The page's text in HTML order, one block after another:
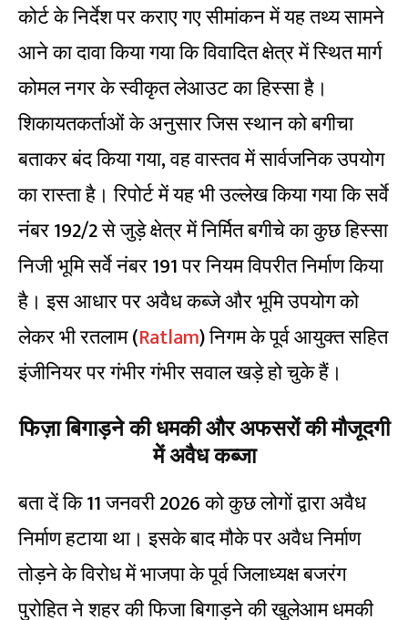
कोर्ट के निर्देश पर कराए गए सीमांकन में यह तथ्य सामने
आने का दावा किया गया कि विवादित क्षेत्र में स्थित मार्ग
कोमल नगर के स्वीकृत लेआउट का हिस्सा है।
शिकायतकर्ताओं के अनुसार जिस स्थान को बगीचा
बताकर बंद किया गया, वह वास्तव में सार्वजनिक उपयोग
का रास्ता है। रिपोर्ट में यह भी उल्लेख किया गया कि सर्वे
नंबर 192/2 से जुड़े क्षेत्र में निर्मित बगीचे का कुछ हिस्सा
निजी भूमि सर्वे नंबर 191 पर नियम विपरीत निर्माण किया
है। इस आधार पर अवैध कब्जे और भूमि उपयोग को
लेकर भी रतलाम (Ratlam) निगम के पूर्व आयुक्त सहित
इंजीनियर पर गंभीर गंभीर सवाल खड़े हो चुके हैं।
फिज़ा बिगाड़ने की धमकी और अफसरों की मौजूदगी
में अवैध कब्जा
बता दें कि 11 जनवरी 2026 को कुछ लोगों द्वारा अवैध
निर्माण हटाया था। इसके बाद मौके पर अवैध निर्माण
तोड़ने के विरोध में भाजपा के पूर्व जिलाध्यक्ष बजरंग
पुरोहित ने शहर की फिजा बिगाड़ने की खुलेआम धमकी